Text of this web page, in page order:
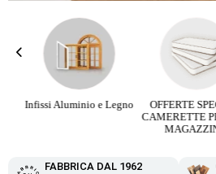
Infissi Aluminio e Legno
OFFERTE
CAMERETTE
MAGAZZINO
FABBRICA DAL 1962